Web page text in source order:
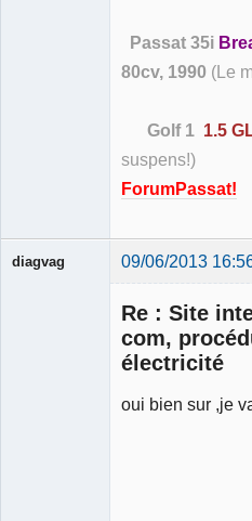
Passat 35i
80cv, 1990
Golf 1 1.5
ForumPassat!
diagvag 09/06/2013
Re : Site
com,
électricité
oui bien sur ,je